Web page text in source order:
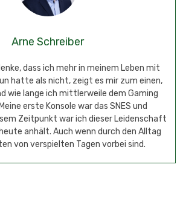
Arne Schreiber
dass ich mehr in meinem Leben mit
hatte als nicht, zeigt es mir zum einen,
wie lange ich mittlerweile dem Gaming
erste Konsole war das SNES und
Zeitpunkt war ich dieser Leidenschaft
anhält. Auch wenn durch den Alltag
von verspielten Tagen vorbei sind.